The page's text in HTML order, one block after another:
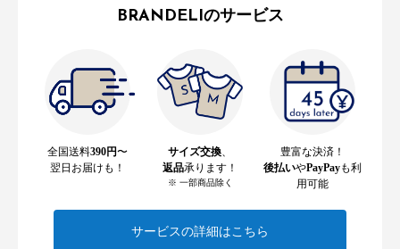
BRANDELIのサービス
全国送料390円〜
翌日お届けも！
サイズ交換
返品承ります！
※ 一部商品除く
豊富な決済！
後払いやPayPayも利
用可能
サービスの詳細はこちら